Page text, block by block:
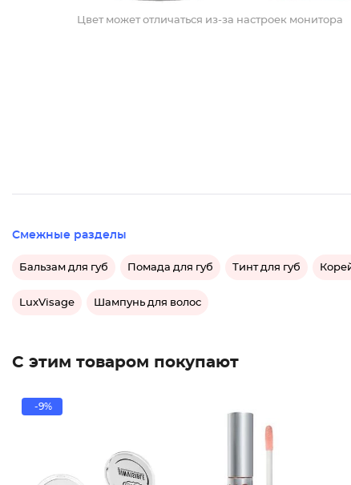
Цвет может отличаться из-за настроек монитора
Смежные разделы
Бальзам для губ Помада для губ Тинт для губ
LuxVisage Шампунь для волос
С этим товаром покупают
-9%